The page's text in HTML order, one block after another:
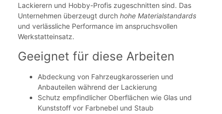
Lackierern und Hobby-Profis zugeschnitten sind. Das
Unternehmen überzeugt durch hohe Materialstandards
und verlässliche Performance im anspruchsvollen
Werkstatteinsatz.
Geeignet für diese Arbeiten
Abdeckung von Fahrzeugkarosserien und
Anbauteilen während der Lackierung
Schutz empfindlicher Oberflächen wie Glas und
Kunststoff vor Farbnebel und Staub